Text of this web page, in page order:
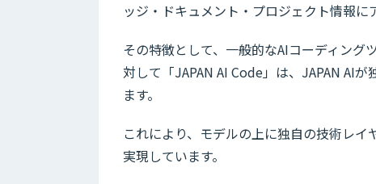
ッジ・ドキュメント・プロジェクト情報に
その特徴として、一般的なAIコーディング
対して「JAPAN AI Code」は、JAPAN AI
ます。
これにより、モデルの上に独自の技術レ
実現しています。